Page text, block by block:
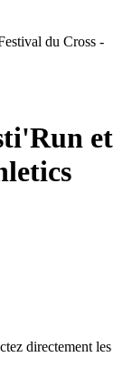
du Cross -
et
directement les